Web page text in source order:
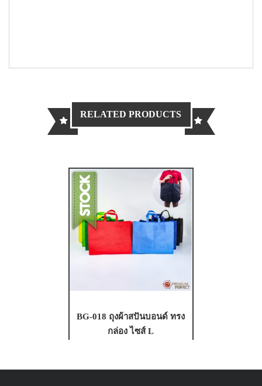
RELATED PRODUCTS
BG-018 ถุงผ้าสปันบอนด์ ทรง
กล่อง ไซส์ L